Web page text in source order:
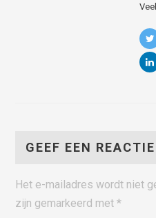
GEEF EEN REACTIE
Het e-mailadres wordt niet
zijn gemarkeerd met*